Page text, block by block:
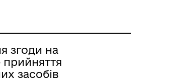
згоди на
прийняття
засобів